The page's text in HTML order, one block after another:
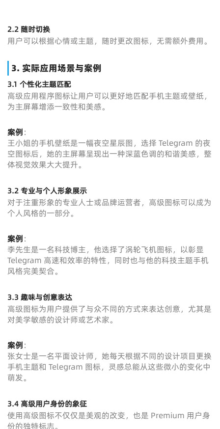
2.2 随时切换
用户可以根据心情或主题，随时更改图标，无需额外费用。
3. 实际应用场景与案例
3.1 个性化主题匹配
高级应用程序图标让用户可以更好地匹配手机主题或壁纸，
为主屏幕增添一致性和美感。
案例：
王小姐的手机壁纸是一幅夜空星辰图，选择 Telegram 的夜
空图标后，她的主屏幕呈现出一种深蓝色调的和谐美感，整
体视觉效果大大提升。
3.2 专业与个人形象展示
对于注重形象的专业人士或品牌运营者，高级图标可以成为
个人风格的一部分。
案例：
李先生是一名科技博主，他选择了涡轮飞机图标，以彰显
Telegram 高速和效率的特性，同时也与他的科技主题手机
风格完美契合。
3.3 趣味与创意表达
高级图标为用户提供了与众不同的方式来表达创意，尤其是
对美学敏感的设计师或艺术家。
案例：
张女士是一名平面设计师，她每天根据不同的设计项目更换
手机主题和 Telegram 图标，灵感总能从这些微小的变化中
萌发。
3.4 高级用户身份的象征
使用高级图标不仅仅是美观的改变，也是 Premium 用户身
份的独特标志。